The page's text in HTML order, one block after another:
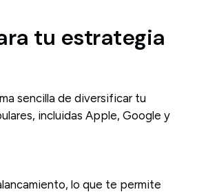
tu estrategia
sencilla de diversificar tu
incluidas Apple, Google y
lo que te permite